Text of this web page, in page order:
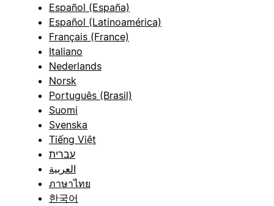
Español (España)
Español (Latinoamérica)
Français (France)
Italiano
Nederlands
Norsk
Português (Brasil)
Suomi
Svenska
Tiếng Việt
עברית
العربية
ภาษาไทย
한국어